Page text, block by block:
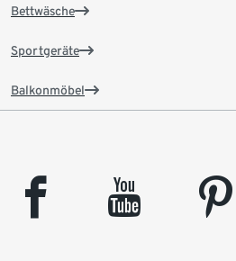
Bettwäsche
Sportgeräte
Balkonmöbel
facebook youtube pinterest